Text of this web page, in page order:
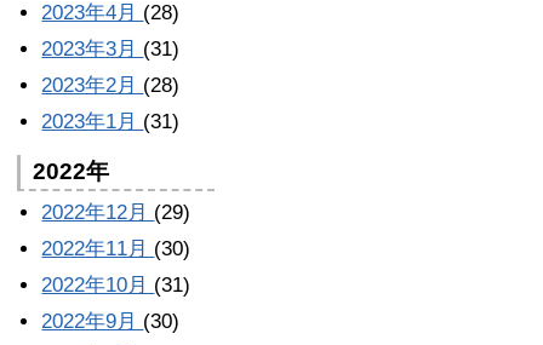
2023年4月 (28)
2023年3月 (31)
2023年2月 (28)
2023年1月 (31)
2022年
2022年12月 (29)
2022年11月 (30)
2022年10月 (31)
2022年9月 (30)